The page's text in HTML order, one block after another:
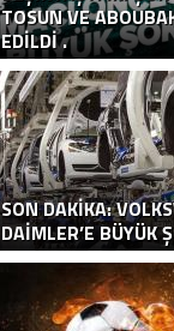
TOSUN VE
EDILDI .
SON DAKIKA:
DAIMLER’E BÜYÜK